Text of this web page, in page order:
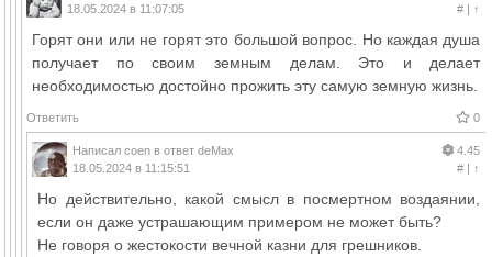
18.05.2024 в 11:07:05
#| ↑
Горят они или не горят это большой вопрос. Но каждая душа
получает по своим земным делам. Это и делает
необходимостью достойно прожить эту самую земную жизнь.
Ответить 0
Написал coen в ответ deMax
18.05.2024 в 11:15:51
4.45
#| ↑
Но действительно, какой смысл в посмертном воздаянии,
если он даже устрашающим примером не может быть?
Не говоря о жестокости вечной казни для грешников.